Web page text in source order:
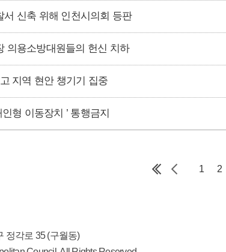
서 신축 위해 인천시의회 등판
의용소방대원들의 헌신 치하
지역 현안 챙기기 집중
형 이동장치 ’ 통행금지
1 2
정각로 35 (구월동)